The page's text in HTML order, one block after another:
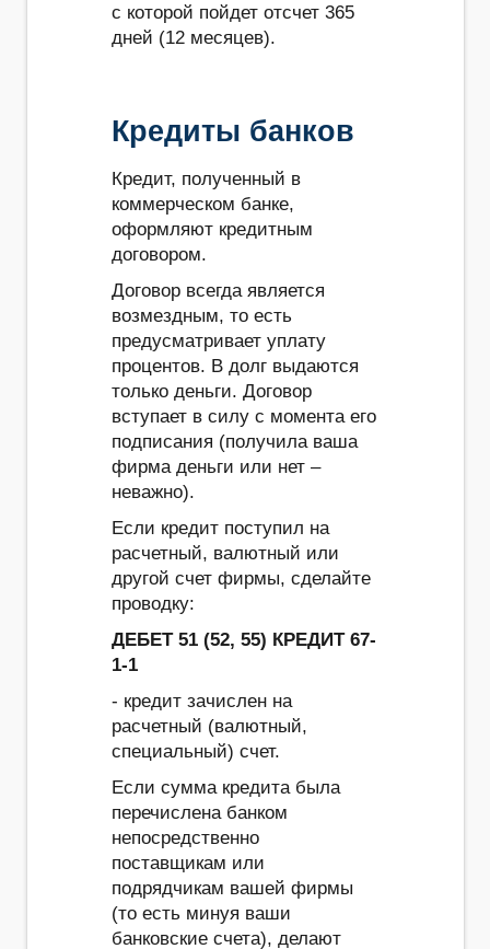
с которой пойдет отсчет 365
дней (12 месяцев).
Кредиты банков
Кредит, полученный в
коммерческом банке,
оформляют кредитным
договором.
Договор всегда является
возмездным, то есть
предусматривает уплату
процентов. В долг выдаются
только деньги. Договор
вступает в силу с момента его
подписания (получила ваша
фирма деньги или нет –
неважно).
Если кредит поступил на
расчетный, валютный или
другой счет фирмы, сделайте
проводку:
ДЕБЕТ 51 (52, 55) КРЕДИТ 67-
1-1
- кредит зачислен на
расчетный (валютный,
специальный) счет.
Если сумма кредита была
перечислена банком
непосредственно
поставщикам или
подрядчикам вашей фирмы
(то есть минуя ваши
банковские счета), делают